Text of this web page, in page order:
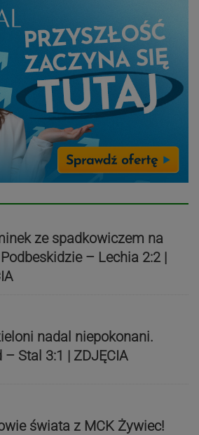
ze spadkowiczem na
– Lechia 2:2 |
nadal niepokonani.
– Stal 3:1 | ZDJĘCIA
świata z MCK Żywiec!